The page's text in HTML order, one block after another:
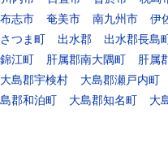
志市 奄美市 南九州市 伊
つま町 出水郡 出水郡長島
江町 肝属郡南大隅町 肝属
大島郡宇検村 大島郡瀬戸内町
郡和泊町 大島郡知名町 大